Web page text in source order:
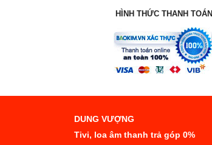
HÌNH THỨC THANH TOÁN
DUNG VƯỢNG
Tivi, loa âm thanh trả góp 0%